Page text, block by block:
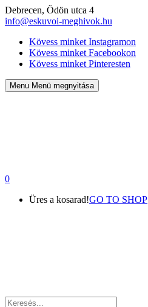
Debrecen, Ödön utca 4
info@eskuvoi-meghivok.hu
Kövess minket Instagramon
Kövess minket Facebookon
Kövess minket Pinteresten
Menu Menü megnyitása
0
Üres a kosarad!GO TO SHOP